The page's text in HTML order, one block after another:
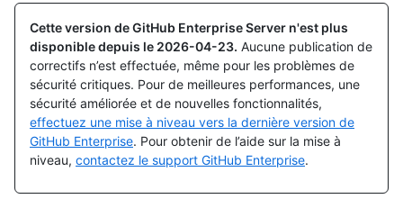
Cette version de GitHub Enterprise Server n'est plus
disponible depuis le 2026-04-23. Aucune publication de
correctifs n’est effectuée, même pour les problèmes de
sécurité critiques. Pour de meilleures performances, une
sécurité améliorée et de nouvelles fonctionnalités,
effectuez une mise à niveau vers la dernière version de
GitHub Enterprise. Pour obtenir de l’aide sur la mise à
niveau, contactez le support GitHub Enterprise.